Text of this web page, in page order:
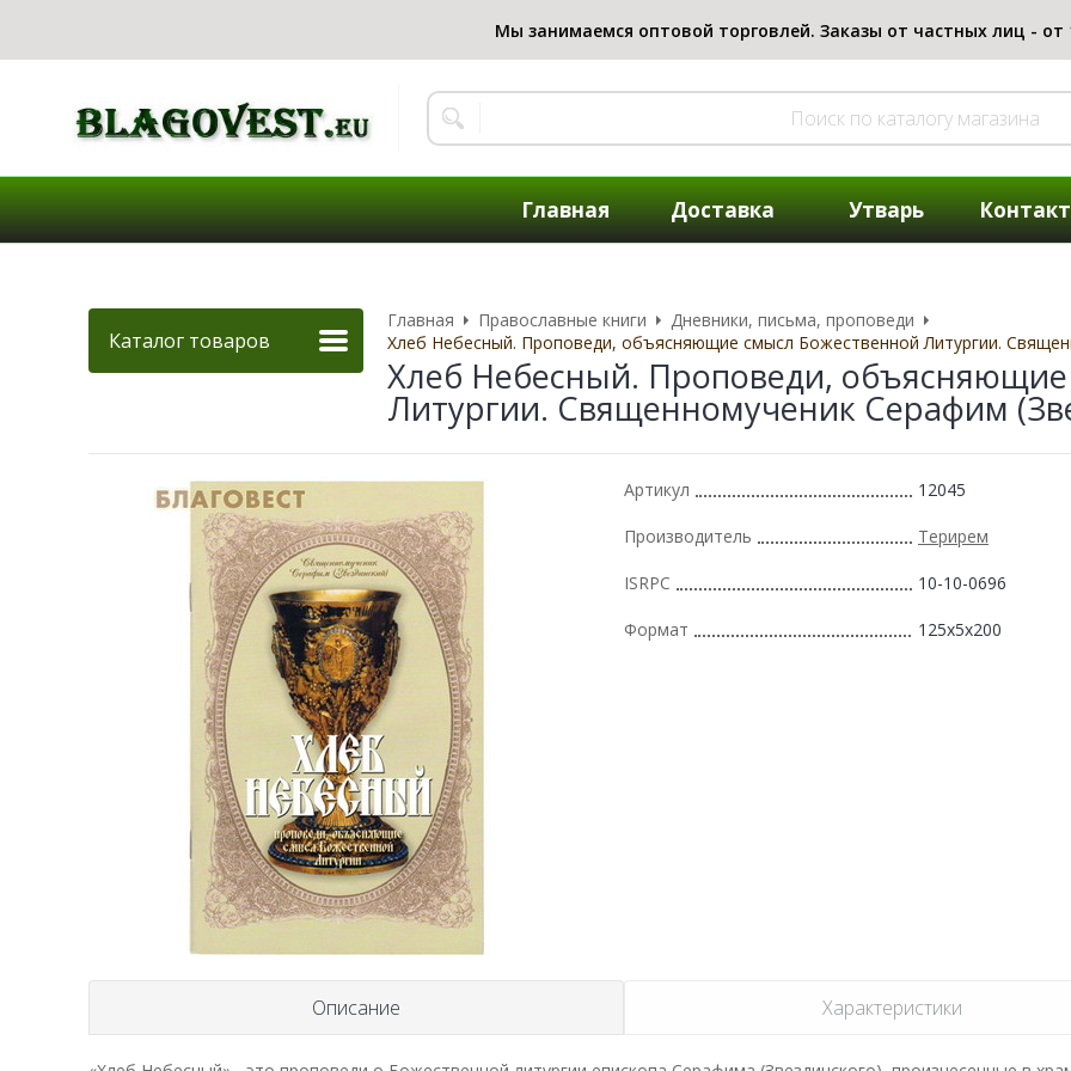
Главная Доставка Утварь
Каталог товаров
Главная Православные книги
Дневники, письма, проповеди
Хлеб Небесный. Проповеди, объясняющие смысл Божественной Литургии.
Хлеб Небесный. Проповеди,
Литургии. Священномученик Серафим
Артикул 12045
Производитель Терирем
ISRPC 10-10-0696
Формат 125x5x200
Описание Характеристики